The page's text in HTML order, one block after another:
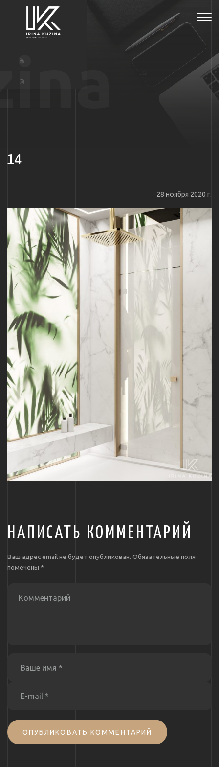
14
28 ноября 2020 г.
НАПИСАТЬ КОММЕНТАРИЙ
Ваш адрес email не будет опубликован. Обязательные поля
помечены *
ОПУБЛИКОВАТЬ КОММЕНТАРИЙ